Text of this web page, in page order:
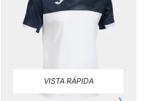
VISTA RÁPIDA